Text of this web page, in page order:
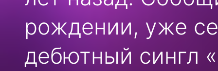
рождении, уже
дебютный сингл